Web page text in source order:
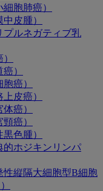
胞肺癌）
皮腫）
ルネガティブ乳
）
癌）
皮癌）
癌）
癌）
色腫）
ホジキンリンパ
縦隔大細胞型B細胞